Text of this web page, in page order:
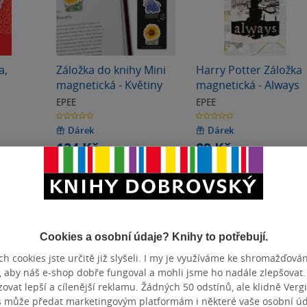
Záložka do knihy Mini
magnetická - Květiny
EPEE
0.0
z
5
hvězdiček
Dárek
124 Kč
Do košíku
Harry Potter Záložka
magnetická - Always
EPEE
0.0
z
5
hvězdiček
Dárek
89 Kč
Do košíku
Cookies a osobní údaje? Knihy to potřebují.
cookies jste určitě již slyšeli. I my je využíváme ke
aby náš e-shop dobře fungoval a mohli jsme ho nadále zlepšovat.
lepší a cílenější reklamu. Žádných 50 odstínů, ale klidně
může předat marketingovým platformám i některé vaše osobní